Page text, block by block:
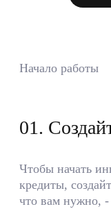
Начало работы
01.
Чтобы начать
кредиты,
что вам нужно,